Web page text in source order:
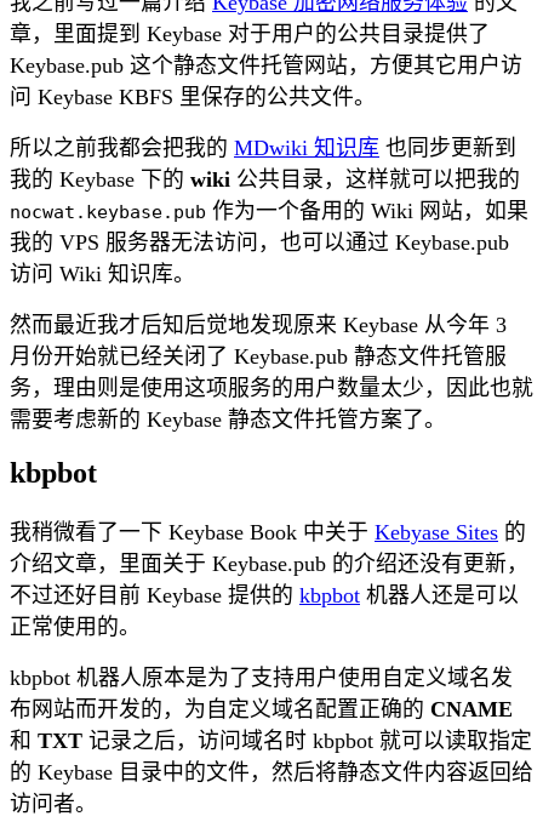
章，里面提到 Keybase 对于用户的公共目录提供了
Keybase.pub 这个静态文件托管网站，方便其它用户访
问 Keybase KBFS 里保存的公共文件。
所以之前我都会把我的 MDwiki 知识库 也同步更新到
我的 Keybase 下的 wiki 公共目录，这样就可以把我的
nocwat.keybase.pub 作为一个备用的 Wiki 网站，如果
我的 VPS 服务器无法访问，也可以通过 Keybase.pub
访问 Wiki 知识库。
然而最近我才后知后觉地发现原来 Keybase 从今年 3
月份开始就已经关闭了 Keybase.pub 静态文件托管服
务，理由则是使用这项服务的用户数量太少，因此也就
需要考虑新的 Keybase 静态文件托管方案了。
kbpbot
我稍微看了一下 Keybase Book 中关于 Kebyase Sites 的
介绍文章，里面关于 Keybase.pub 的介绍还没有更新，
不过还好目前 Keybase 提供的 kbpbot 机器人还是可以
正常使用的。
kbpbot 机器人原本是为了支持用户使用自定义域名发
布网站而开发的，为自定义域名配置正确的 CNAME
和 TXT 记录之后，访问域名时 kbpbot 就可以读取指定
的 Keybase 目录中的文件，然后将静态文件内容返回给
访问者。